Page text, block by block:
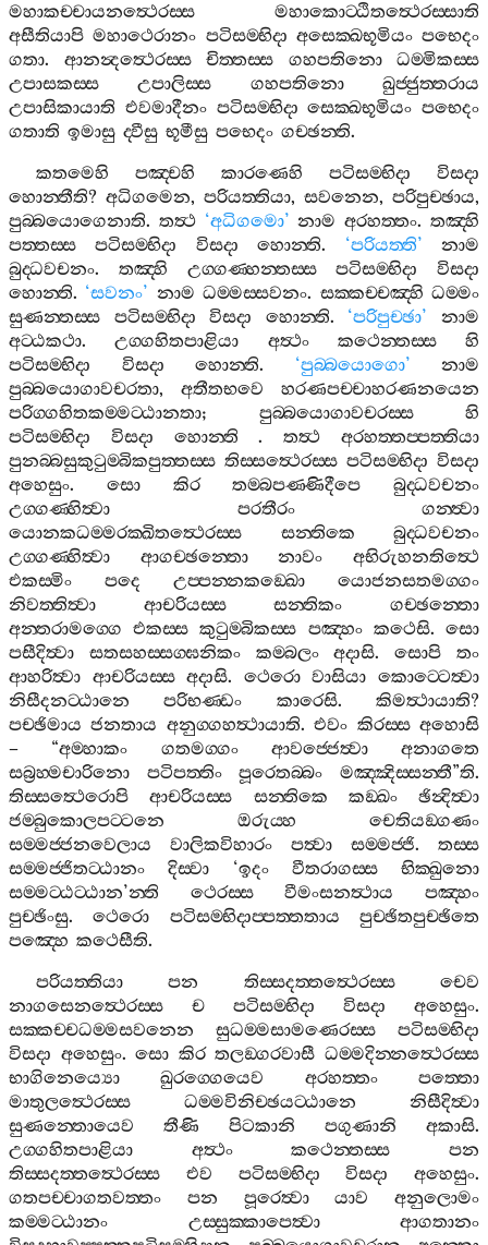
මහාකච‍්චායනත්‍ථෙරස‍්ස
මහාකොට‍්ඨිතත්‍ථෙරස‍්සාති
අසීතියාපි මහාථෙරානං පටිසම‍්භිදා අසෙක‍්ඛභූමියං පභෙදං
ගතා. ආනන්‍දත්‍ථෙරස‍්ස චිත‍්තස‍්ස ගහපතිනො
ධම‍්මිකස‍්ස
උපාසකස‍්ස
උපාලිස‍්ස ගහපතිනො
ඛුජ‍්ජුත‍්තරාය
උපාසිකායාති එවමාදීනං පටිසම‍්භිදා සෙක‍්ඛභූමියං පභෙදං
ගතාති ඉමාසු ද‍්වීසු භූමීසු පභෙදං ගච‍්ඡන‍්ති.
කතමෙහි
පඤ‍්චහි කාරණෙහි පටිසම‍්භිදා
විසදා
හොන‍්තීති? අධිගමෙන, පරියත‍්තියා, සවනෙන, පරිපුච‍්ඡාය,
පුබ‍්බයොගෙනාති. තත්‍ථ ‘අධිගමො’ නාම අරහත‍්තං.තඤ‍්හි
පත‍්තස‍්ස
පටිසම‍්භිදා විසදා හොන‍්ති. ‘පරියත‍්ති’
නාම
බුද‍්ධවචනං. තඤ‍්හි උග‍්ගණ‍්හන‍්තස‍්ස පටිසම‍්භිදා
විසදා
හොන‍්ති. ‘සවනං’ නාම ධම‍්මස‍්සවනං. සක‍්කච‍්චඤ‍්හි ධම‍්මං
සුණන‍්තස‍්ස
පටිසම‍්භිදා විසදා හොන‍්ති. ‘පරිපුච‍්ඡා’
නාම
අට‍්ඨකථා.උග‍්ගහිතපාළියා අත්‍ථං කථෙන‍්තස‍්ස
හි
පටිසම‍්භිදා
විසදා හොන‍්ති. ‘පුබ‍්බයොගො’
නාම
පුබ‍්බයොගාවචරතා, අතීතභවෙ
හරණපච‍්චාහරණනයෙන
පරිග‍්ගහිතකම‍්මට‍්ඨානතා; පුබ‍්බයොගාවචරස‍්ස
හි
පටිසම‍්භිදා
විසදා හොන‍්ති .තත්‍ථ
අරහත‍්තප‍්පත‍්තියා
පුනබ‍්බසුකුටුම‍්බිකපුත‍්තස‍්ස තිස‍්සත්‍ථෙරස‍්ස පටිසම‍්භිදා විසදා
අහෙසුං. සො කිර තම‍්බපණ‍්ණිදීපෙ
බුද‍්ධවචනං
උග‍්ගණ‍්හිත්‍වා
පරතීරං
ගන‍්ත්‍වා
යොනකධම‍්මරක‍්ඛිතත්‍ථෙරස‍්ස
සන‍්තිකෙ
බුද‍්ධවචනං
උග‍්ගණ‍්හිත්‍වා
ආගච‍්ඡන‍්තො නාවං
අභිරුහනතිත්‍ථෙ
එකස‍්මිං
පදෙ උප‍්පන‍්නකඞ‍්ඛො
යොජනසතමග‍්ගං
නිවත‍්තිත්‍වා
ආචරියස‍්ස සන‍්තිකං
ගච‍්ඡන‍්තො
අන‍්තරාමග‍්ගෙ එකස‍්ස කුටුම‍්බිකස‍්ස පඤ‍්හං කථෙසි.සො
පසීදිත්‍වා
සතසහස‍්සග‍්ඝනිකං කම‍්බලං අදාසි.සොපි
තං
ආහරිත්‍වා ආචරියස‍්ස අදාසි. ථෙරො වාසියා කොට‍්ටෙත්‍වා
නිසීදනට‍්ඨානෙ
පරිභණ‍්ඩං කාරෙසි.කිමත්‍ථායාති?
පච‍්ඡිමාය ජනතාය අනුග‍්ගහත්‍ථායාති.එවං කිරස‍්ස අහොසි
– “අම‍්හාකං ගතමග‍්ගං ආවජ‍්ජෙත්‍වා
අනාගතෙ
සබ්‍රහ‍්මචාරිනො
පටිපත‍්තිං පූරෙතබ‍්බං මඤ‍්ඤිස‍්සන‍්තී”ති.
තිස‍්සත්‍ථෙරොපි
ආචරියස‍්ස සන‍්තිකෙ කඞ‍්ඛං
ඡින්‍දිත්‍වා
ජම‍්බුකොලපට‍්ටනෙ
ඔරුය‍්හ
චෙතියඞ‍්ගණං
සම‍්මජ‍්ජනවෙලාය
වාලිකවිහාරං පත්‍වා සම‍්මජ‍්ජි. තස‍්ස
සම‍්මජ‍්ජිතට‍්ඨානං
දිස‍්වා ‘ඉදං වීතරාගස‍්ස
භික‍්ඛුනො
සම‍්මට‍්ඨට‍්ඨාන’න‍්ති ථෙරස‍්ස වීමංසනත්‍ථාය
පඤ‍්හං
පුච‍්ඡිංසු.ථෙරො පටිසම‍්භිදාප‍්පත‍්තතාය
පුච‍්ඡිතපුච‍්ඡිතෙ
පඤ‍්හෙ කථෙසීති.
පරියත‍්තියා
පන තිස‍්සදත‍්තත්‍ථෙරස‍්ස
චෙව
නාගසෙනත්‍ථෙරස‍්ස
ච පටිසම‍්භිදා විසදා අහෙසුං.
සක‍්කච‍්චධම‍්මසවනෙන
සුධම‍්මසාමණෙරස‍්ස
පටිසම‍්භිදා
විසදා අහෙසුං.සො කිර තලඞ‍්ගරවාසී ධම‍්මදින‍්නත්‍ථෙරස‍්ස
භාගිනෙය්‍යො
ඛුරග‍්ගෙයෙව අරහත‍්තං
පත‍්තො
මාතුලත්‍ථෙරස‍්ස
ධම‍්මවිනිච‍්ඡයට‍්ඨානෙ
නිසීදිත්‍වා
සුණන‍්තොයෙව
තීණි පිටකානි පගුණානි අකාසි.
උග‍්ගහිතපාළියා
අත්‍ථං කථෙන‍්තස‍්ස
පන
තිස‍්සදත‍්තත්‍ථෙරස‍්ස
එව පටිසම‍්භිදා විසදා අහෙසුං.
ගතපච‍්චාගතවත‍්තං
පන පූරෙත්‍වා යාව
අනුලොමං
කම‍්මට‍්ඨානං
උස‍්සුක‍්කාපෙත්‍වා
ආගතානං